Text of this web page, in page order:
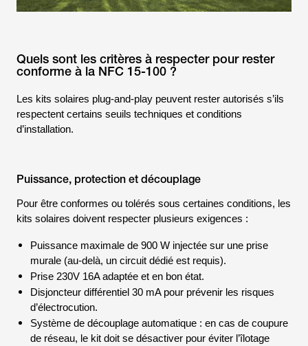
Quels sont les critères à respecter pour rester
conforme à la NFC 15-100 ?
Les kits solaires plug-and-play peuvent rester autorisés s’ils
respectent certains seuils techniques et conditions
d’installation.
Puissance, protection et découplage
Pour être conformes ou tolérés sous certaines conditions, les
kits solaires doivent respecter plusieurs exigences :
Puissance maximale de 900 W injectée sur une prise
murale (au-delà, un circuit dédié est requis).
Prise 230V 16A adaptée et en bon état.
Disjoncteur différentiel 30 mA pour prévenir les risques
d’électrocution.
Système de découplage automatique : en cas de coupure
de réseau, le kit doit se désactiver pour éviter l’îlotage